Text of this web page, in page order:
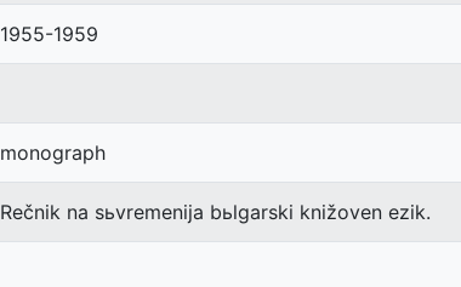
1955-1959
monograph
Rečnik na sьvremenija bьlgarski knižoven ezik.